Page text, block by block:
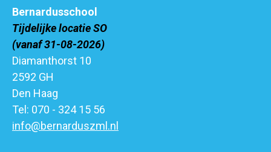
Bernardusschool
Tijdelijke locatie SO
(vanaf 31-08-2026)
Diamanthorst 10
2592 GH
Den Haag
Tel: 070 - 324 15 56
info@bernarduszml.nl